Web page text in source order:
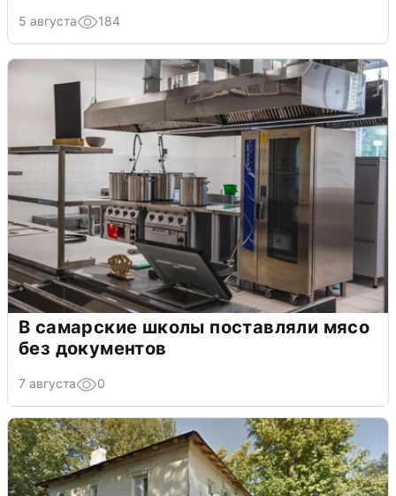
5 августа 184
В самарские школы поставляли мясо
без документов
7 августа 0